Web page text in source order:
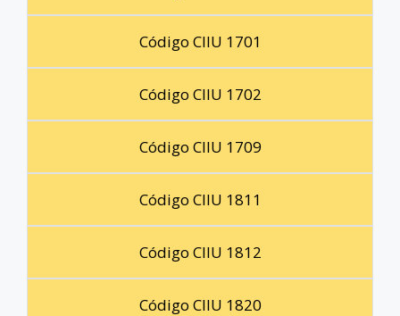
Código CIIU 1701
Código CIIU 1702
Código CIIU 1709
Código CIIU 1811
Código CIIU 1812
Código CIIU 1820